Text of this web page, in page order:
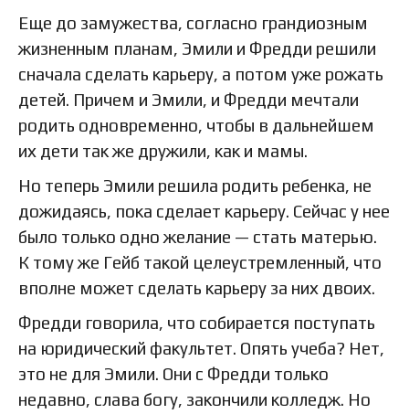
Еще до замужества, согласно грандиозным
жизненным планам, Эмили и Фредди решили
сначала сделать карьеру, а потом уже рожать
детей. Причем и Эмили, и Фредди мечтали
родить одновременно, чтобы в дальнейшем
их дети так же дружили, как и мамы.
Но теперь Эмили решила родить ребенка, не
дожидаясь, пока сделает карьеру. Сейчас у нее
было только одно желание — стать матерью.
К тому же Гейб такой целеустремленный, что
вполне может сделать карьеру за них двоих.
Фредди говорила, что собирается поступать
на юридический факультет. Опять учеба? Нет,
это не для Эмили. Они с Фредди только
недавно, слава богу, закончили колледж. Но